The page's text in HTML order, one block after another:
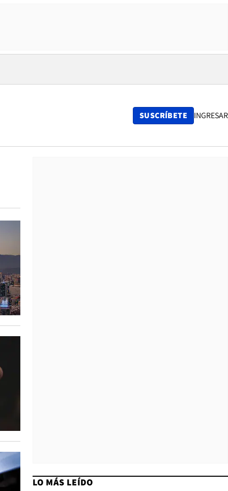
SUSCRÍBETE INGRESAR
LO MÁS LEÍDO